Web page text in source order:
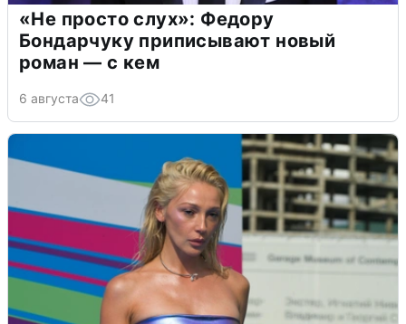
«Не просто слух»: Федору
Бондарчуку приписывают новый
роман — с кем
6 августа 41